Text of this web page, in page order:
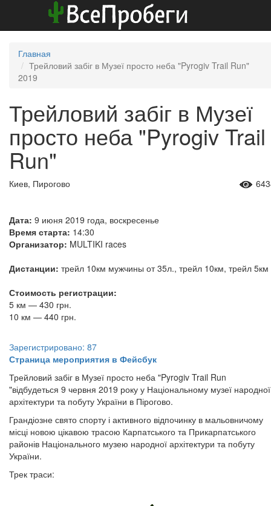
Главная
Трейловий забіг в Музеї просто неба "Pyrogiv Trail Run"
2019
Трейловий забіг в Музеї
просто неба "Pyrogiv Trail
Run"
Киев, Пирогово
Дата: 9 июня 2019 года, воскресенье
Время старта: 14:30
Организатор: MULTIKI races
Дистанции: трейл 10км мужчины от 35л., трейл 10км, трейл 5км
Стоимость регистрации:
5 км — 430 грн.
​10 км — 440 грн.
Зарегистрировано: 87
Страница мероприятия в Фейсбук
Трейловий забіг в Музеї просто неба "Pyrogiv Trail Run
"відбудеться 9 червня 2019 року у Національному музеї народної
архітектури та побуту України в Пірогово.
Грандіозне свято спорту і активного відпочинку в мальовничому
місці новою цікавою трасою Карпатського та Прикарпатського
районів Національного музею народної архітектури та побуту
України.
Трек траси: